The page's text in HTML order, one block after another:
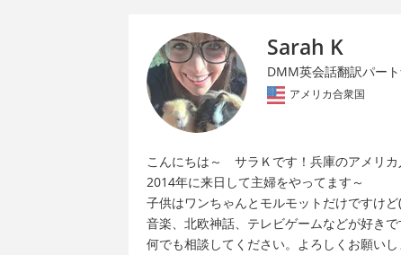
Sarah K
DMM英会話翻訳パー
アメリカ合衆国
こんにちは～ サラＫです！兵庫のアメリカ
2014年に来日して主婦をやってます～
子供はワンちゃんとモルモットだけですけど
音楽、北欧神話、テレビゲームなどが好きで
何でも相談してください。よろしくお願いし